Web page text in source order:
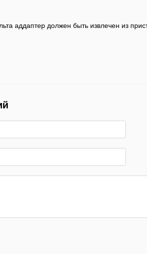
аддаптер должен быть извлечен из